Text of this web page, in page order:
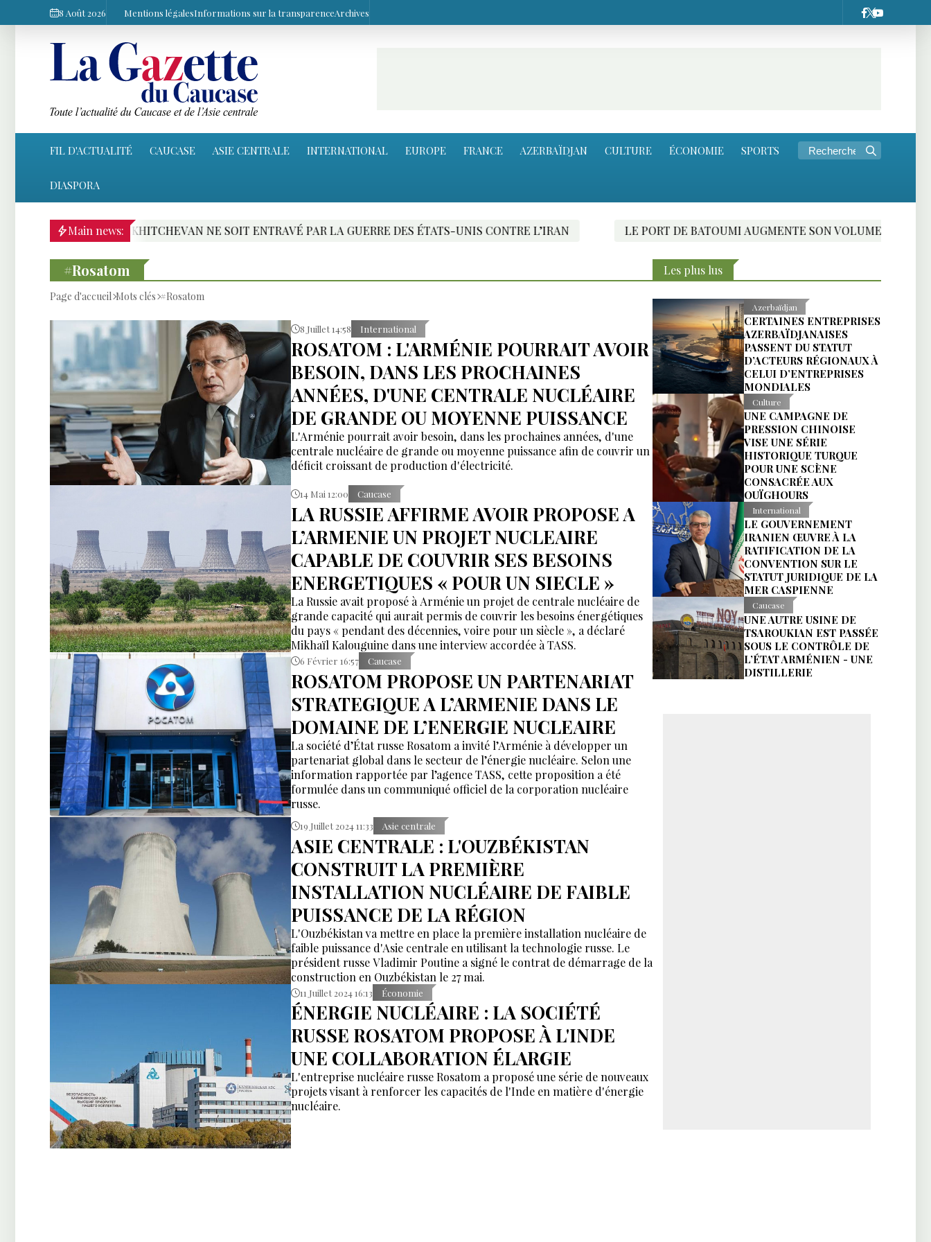
8 Août 2026 Mentions légalesInformations sur la transparenceArchives
FIL D'ACTUALITÉ CAUCASE ASIE CENTRALE INTERNATIONAL EUROPE FRANCE AZERBAÏDJAN CULTURE ÉCONOMIE SPORTS
DIASPORA
Main news:
LE NAKHITCHEVAN NE SOIT ENTRAVÉ PAR LA GUERRE DES ÉTATS-UNIS CONTRE L’IRAN LE PORT DE BATOUMI AUGMENTE SON VOLUME DE FRET AU
#Rosatom
Page d'accueil Mots clés #Rosatom
8 Juillet 14:58 International
ROSATOM : L'ARMÉNIE POURRAIT AVOIR
BESOIN, DANS LES PROCHAINES
ANNÉES, D'UNE CENTRALE NUCLÉAIRE
DE GRANDE OU MOYENNE PUISSANCE
L'Arménie pourrait avoir besoin, dans les prochaines années, d'une
centrale nucléaire de grande ou moyenne puissance afin de couvrir un
déficit croissant de production d'électricité.
14 Mai 12:00 Caucase
LA RUSSIE AFFIRME AVOIR PROPOSE A
L’ARMENIE UN PROJET NUCLEAIRE
CAPABLE DE COUVRIR SES BESOINS
ENERGETIQUES « POUR UN SIECLE »
La Russie avait proposé à Arménie un projet de centrale nucléaire de
grande capacité qui aurait permis de couvrir les besoins énergétiques
du pays « pendant des décennies, voire pour un siècle », a déclaré
Mikhaïl Kalouguine dans une interview accordée à TASS.
6 Février 16:57 Caucase
ROSATOM PROPOSE UN PARTENARIAT
STRATEGIQUE A L’ARMENIE DANS LE
DOMAINE DE L’ENERGIE NUCLEAIRE
La société d’État russe Rosatom a invité l’Arménie à développer un
partenariat global dans le secteur de l’énergie nucléaire. Selon une
information rapportée par l’agence TASS, cette proposition a été
formulée dans un communiqué officiel de la corporation nucléaire
russe.
19 Juillet 2024 11:33 Asie centrale
ASIE CENTRALE : L'OUZBÉKISTAN
CONSTRUIT LA PREMIÈRE
INSTALLATION NUCLÉAIRE DE FAIBLE
PUISSANCE DE LA RÉGION
L'Ouzbékistan va mettre en place la première installation nucléaire de
faible puissance d'Asie centrale en utilisant la technologie russe. Le
président russe Vladimir Poutine a signé le contrat de démarrage de la
construction en Ouzbékistan le 27 mai.
11 Juillet 2024 16:13 Économie
ÉNERGIE NUCLÉAIRE : LA SOCIÉTÉ
RUSSE ROSATOM PROPOSE À L'INDE
UNE COLLABORATION ÉLARGIE
L'entreprise nucléaire russe Rosatom a proposé une série de nouveaux
projets visant à renforcer les capacités de l'Inde en matière d'énergie
nucléaire.
Les plus lus
Azerbaïdjan
CERTAINES ENTREPRISES
AZERBAÏDJANAISES
PASSENT DU STATUT
D’ACTEURS RÉGIONAUX À
CELUI D’ENTREPRISES
MONDIALES
Culture
UNE CAMPAGNE DE
PRESSION CHINOISE
VISE UNE SÉRIE
HISTORIQUE TURQUE
POUR UNE SCÈNE
CONSACRÉE AUX
OUÏGHOURS
International
LE GOUVERNEMENT
IRANIEN ŒUVRE À LA
RATIFICATION DE LA
CONVENTION SUR LE
STATUT JURIDIQUE DE LA
MER CASPIENNE
Caucase
UNE AUTRE USINE DE
TSAROUKIAN EST PASSÉE
SOUS LE CONTRÔLE DE
L’ÉTAT ARMÉNIEN - UNE
DISTILLERIE